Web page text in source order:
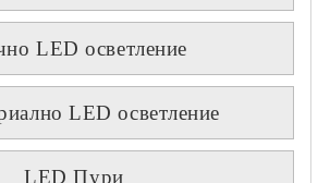
LED осветление
LED осветление
LED Пури